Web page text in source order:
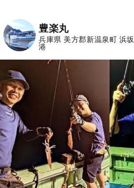
豊楽丸
兵庫県 美方郡新温泉町 浜坂
港